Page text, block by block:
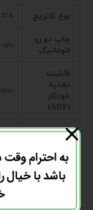
نوع کاتریج
چاپ دو رو
اتوماتیک
دارد
قابلیت
تغذیه
خودکار
(ADF)
ندارد
صفحه
نمایش
برق ورودی 220 ولت فابریک
به احترام
باشد با